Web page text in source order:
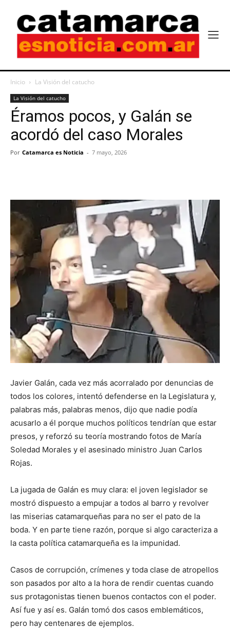
Inicio La Visión del catucho
La Visión del catucho
Éramos pocos, y Galán se
acordó del caso Morales
Por Catamarca es Noticia - 7 mayo, 2026
Javier Galán, cada vez más acorralado por denuncias de
todos los colores, intentó defenderse en la Legislatura y,
palabras más, palabras menos, dijo que nadie podía
acusarlo a él porque muchos políticos tendrían que estar
presos, y reforzó su teoría mostrando fotos de María
Soledad Morales y el asesinado ministro Juan Carlos
Rojas.
La jugada de Galán es muy clara: el joven legislador se
mostró dispuesto a empujar a todos al barro y revolver
las miserias catamarqueñas para no ser el pato de la
boda. Y en parte tiene razón, porque si algo caracteriza a
la casta política catamarqueña es la impunidad.
Casos de corrupción, crímenes y toda clase de atropellos
son pasados por alto a la hora de rendir cuentas cuando
sus protagonistas tienen buenos contactos con el poder.
Así fue y así es. Galán tomó dos casos emblemáticos,
pero hay centenares de ejemplos.